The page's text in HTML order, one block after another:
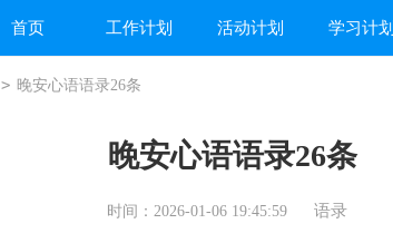
首页 工作计划 活动计划 学习计划
> 晚安心语语录26条
晚安心语语录26条
时间：2026-01-06 19:45:59 语录